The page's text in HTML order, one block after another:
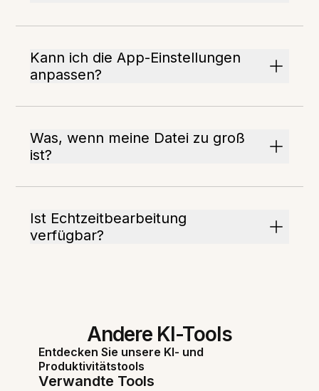
Kann ich die App-Einstellungen
anpassen?
Was, wenn meine Datei zu groß
ist?
Ist Echtzeitbearbeitung
verfügbar?
Andere KI-Tools
Entdecken Sie unsere KI- und
Produktivitätstools
Verwandte Tools